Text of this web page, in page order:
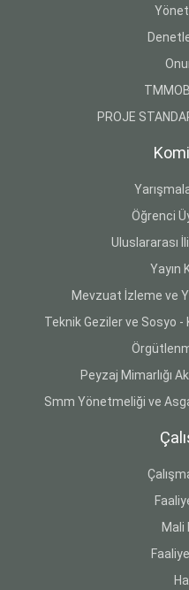
PROJE
Öğrenci
Uluslararası
Yayın
Mevzuat İzleme ve
Teknik Geziler ve Sosyo
Peyzaj Mimarlığı
Smm Yönetmeliği ve
Mali